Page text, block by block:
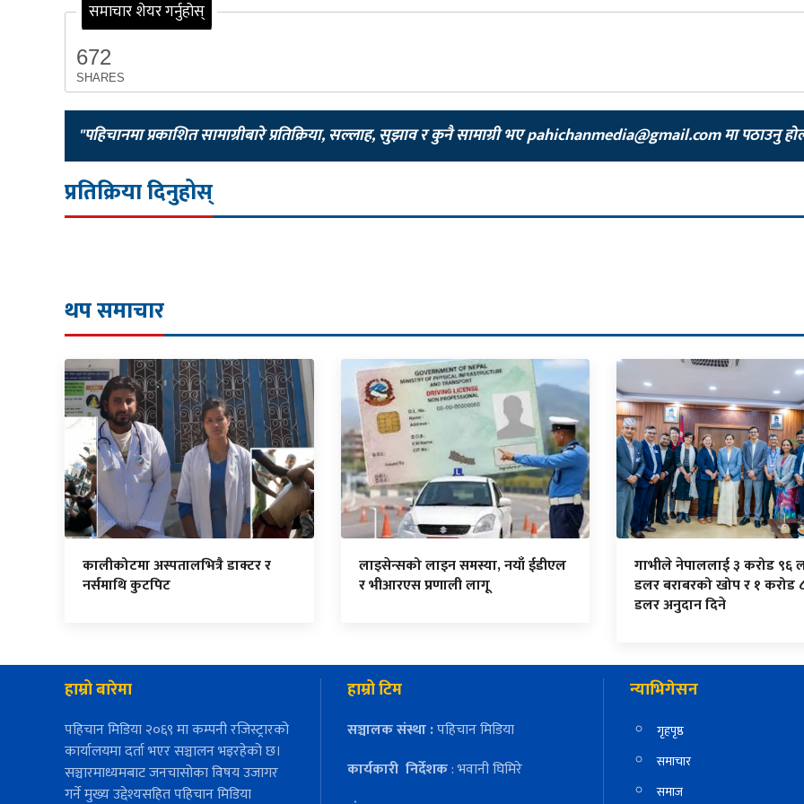
समाचार शेयर गर्नुहोस्
672
SHARES
"पहिचानमा प्रकाशित सामाग्रीबारे प्रतिक्रिया, सल्लाह, सुझाव र कुनै सामाग्री भएpahichanmedia@gmail.comमा पठाउनु
प्रतिक्रिया दिनुहोस्
थप समाचार
कालीकोटमा अस्पतालभित्रै डाक्टर र
नर्समाथि कुटपिट
लाइसेन्सको लाइन समस्या, नयाँ ईडीएल
र भीआरएस प्रणाली लागू
गाभीले नेपाललाई ३ करोड ९६
डलर बराबरको खोप र १ करोड
डलर अनुदान दिने
हाम्रो बारेमा
पहिचान मिडिया २०६९ मा कम्पनी रजिस्ट्रारको
कार्यालयमा दर्ता भएर सञ्चालन भइरहेको छ।
सञ्चारमाध्यमबाट जनचासोका विषय उजागर
गर्ने मुख्य उद्देश्यसहित पहिचान मिडिया
हाम्रो टिम
सञ्चालक संस्था :पहिचान मिडिया
कार्यकारी निर्देशक: भवानी घिमिरे
न्याभिगेसन
गृहपृष्ठ
समाचार
समाज